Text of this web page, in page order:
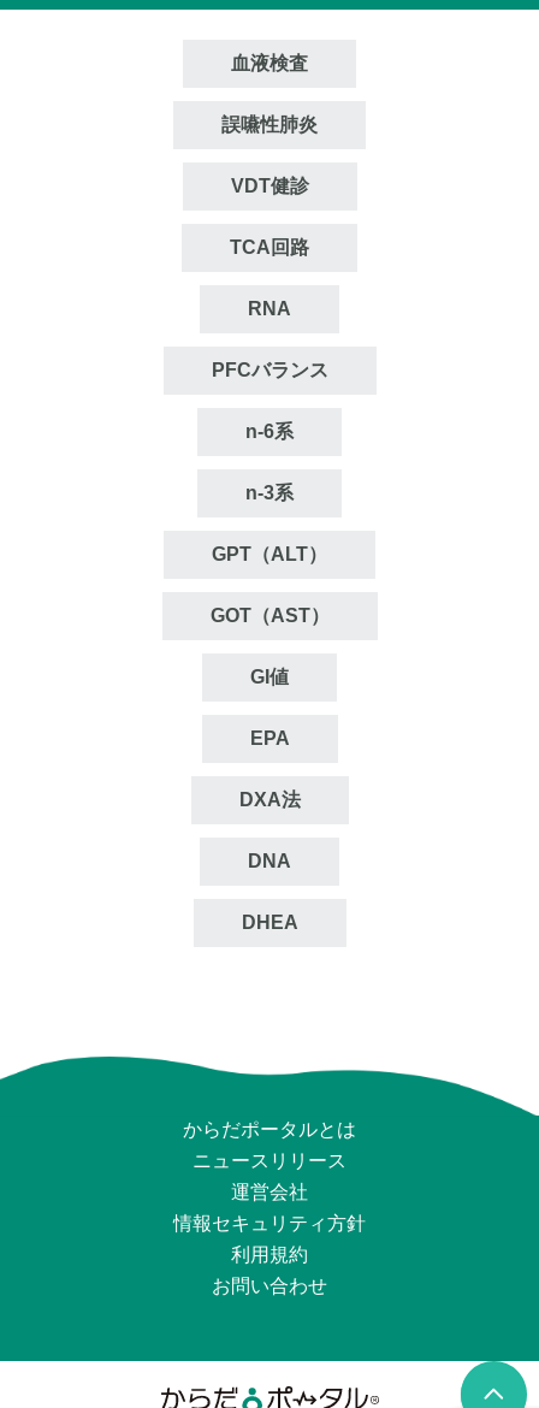
血液検査
誤嚥性肺炎
VDT健診
TCA回路
RNA
PFCバランス
n‐6系
n‐3系
GPT（ALT）
GOT（AST）
GI値
EPA
DXA法
DNA
DHEA
からだポータルとは
ニュースリリース
運営会社
情報セキュリティ⽅針
利用規約
お問い合わせ